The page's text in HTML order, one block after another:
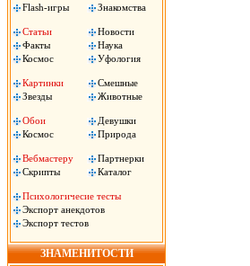
Flash-игры
Знакомства
Статьи
Новости
Факты
Наука
Космос
Уфология
Картинки
Смешные
Звезды
Животные
Обои
Девушки
Космос
Природа
Вебмастеру
Партнерки
Скрипты
Каталог
Психологичесие тесты
Экспорт анекдотов
Экспорт тестов
ЗНАМЕНИТОСТИ